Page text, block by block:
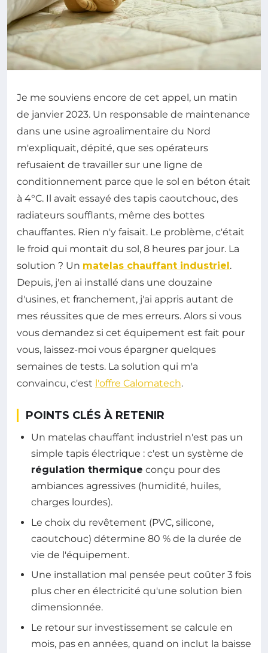
Je me souviens encore de cet appel, un matin
de janvier 2023. Un responsable de maintenance
dans une usine agroalimentaire du Nord
m'expliquait, dépité, que ses opérateurs
refusaient de travailler sur une ligne de
conditionnement parce que le sol en béton était
à 4°C. Il avait essayé des tapis caoutchouc, des
radiateurs soufflants, même des bottes
chauffantes. Rien n'y faisait. Le problème, c'était
le froid qui montait du sol, 8 heures par jour. La
solution ? Un matelas chauffant industriel .
Depuis, j'en ai installé dans une douzaine
d'usines, et franchement, j'ai appris autant de
mes réussites que de mes erreurs. Alors si vous
vous demandez si cet équipement est fait pour
vous, laissez-moi vous épargner quelques
semaines de tests. La solution qui m'a
convaincu, c'est l'offre Calomatech.
POINTS CLÉS À RETENIR
Un matelas chauffant industriel n'est pas un
simple tapis électrique : c'est un système de
régulation thermique conçu pour des
ambiances agressives (humidité, huiles,
charges lourdes).
Le choix du revêtement (PVC, silicone,
caoutchouc) détermine 80 % de la durée de
vie de l'équipement.
Une installation mal pensée peut coûter 3 fois
plus cher en électricité qu'une solution bien
dimensionnée.
Le retour sur investissement se calcule en
mois, pas en années, quand on inclut la baisse